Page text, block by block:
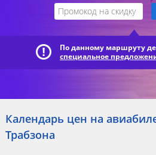
По данному маршруту
специальное
Календарь цен на
Трабзона